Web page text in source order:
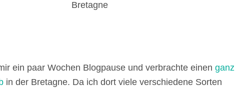
ein paar Wochen Blogpause und verbrachte einen ganz
in der Bretagne. Da ich dort viele verschiedene Sorten